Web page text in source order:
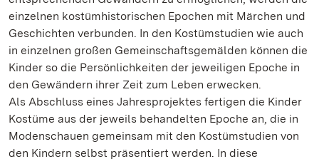
einzelnen kostümhistorischen Epochen mit Märchen und
Geschichten verbunden. In den Kostümstudien wie auch
in einzelnen großen Gemeinschaftsgemälden können die
Kinder so die Persönlichkeiten der jeweiligen Epoche in
den Gewändern ihrer Zeit zum Leben erwecken.
Als Abschluss eines Jahresprojektes fertigen die Kinder
Kostüme aus der jeweils behandelten Epoche an, die in
Modenschauen gemeinsam mit den Kostümstudien von
den Kindern selbst präsentiert werden. In diese